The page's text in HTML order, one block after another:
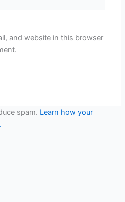
and website in this browser
spam. Learn how your